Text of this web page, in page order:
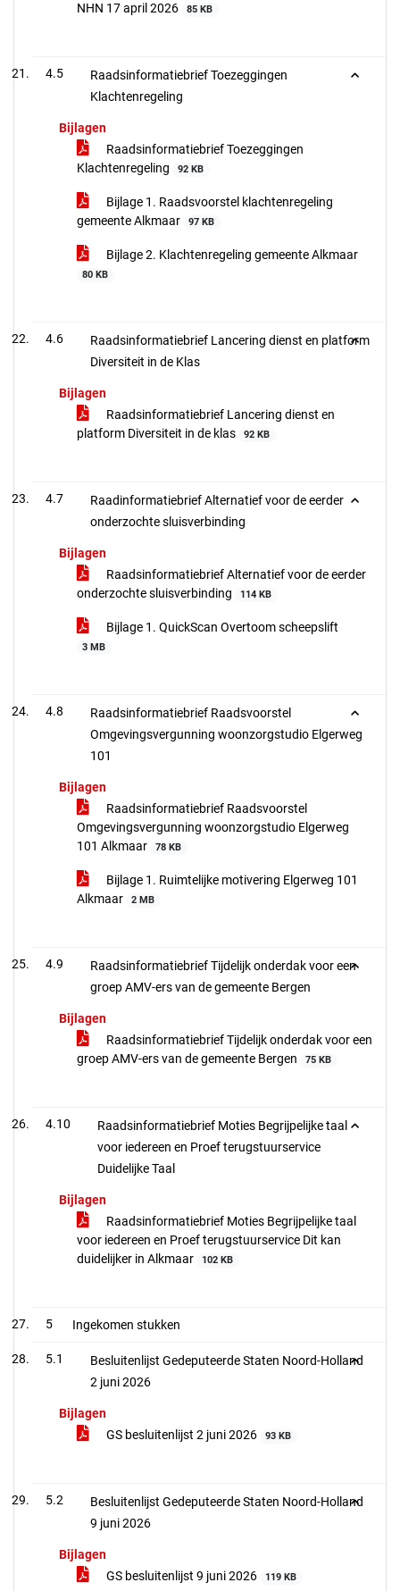
NHN 17 april 2026
85 KB
4.5
Raadsinformatiebrief Toezeggingen
Klachtenregeling
Bijlagen
Raadsinformatiebrief Toezeggingen
Klachtenregeling
92 KB
Bijlage 1. Raadsvoorstel klachtenregeling
gemeente Alkmaar
97 KB
Bijlage 2. Klachtenregeling gemeente Alkmaar
80 KB
4.6
Raadsinformatiebrief Lancering dienst en platform
Diversiteit in de Klas
Bijlagen
Raadsinformatiebrief Lancering dienst en
platform Diversiteit in de klas
92 KB
4.7
Raadinformatiebrief Alternatief voor de eerder
onderzochte sluisverbinding
Bijlagen
Raadsinformatiebrief Alternatief voor de eerder
onderzochte sluisverbinding
114 KB
Bijlage 1. QuickScan Overtoom scheepslift
3 MB
4.8
Raadsinformatiebrief Raadsvoorstel
Omgevingsvergunning woonzorgstudio Elgerweg
101
Bijlagen
Raadsinformatiebrief Raadsvoorstel
Omgevingsvergunning woonzorgstudio Elgerweg
101 Alkmaar
78 KB
Bijlage 1. Ruimtelijke motivering Elgerweg 101
Alkmaar
2 MB
4.9
Raadsinformatiebrief Tijdelijk onderdak voor een
groep AMV-ers van de gemeente Bergen
Bijlagen
Raadsinformatiebrief Tijdelijk onderdak voor een
groep AMV-ers van de gemeente Bergen
75 KB
4.10
Raadsinformatiebrief Moties Begrijpelijke taal
voor iedereen en Proef terugstuurservice
Duidelijke Taal
Bijlagen
Raadsinformatiebrief Moties Begrijpelijke taal
voor iedereen en Proef terugstuurservice Dit kan
duidelijker in Alkmaar
102 KB
5 Ingekomen stukken
5.1
Besluitenlijst Gedeputeerde Staten Noord-Holland
2 juni 2026
Bijlagen
GS besluitenlijst 2 juni 2026
93 KB
5.2
Besluitenlijst Gedeputeerde Staten Noord-Holland
9 juni 2026
Bijlagen
GS besluitenlijst 9 juni 2026
119 KB